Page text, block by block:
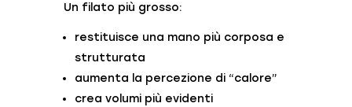
Un filato più grosso:
restituisce una mano più corposa e
strutturata
aumenta la percezione di “calore”
crea volumi più evidenti